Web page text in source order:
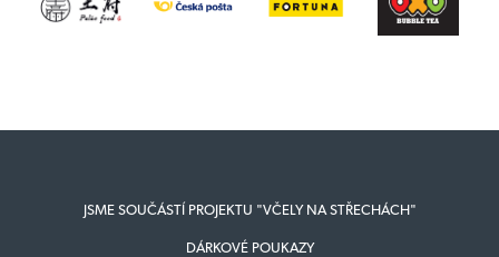
JSME SOUČÁSTÍ PROJEKTU "VČELY NA STŘECHÁCH"
DÁRKOVÉ POUKAZY